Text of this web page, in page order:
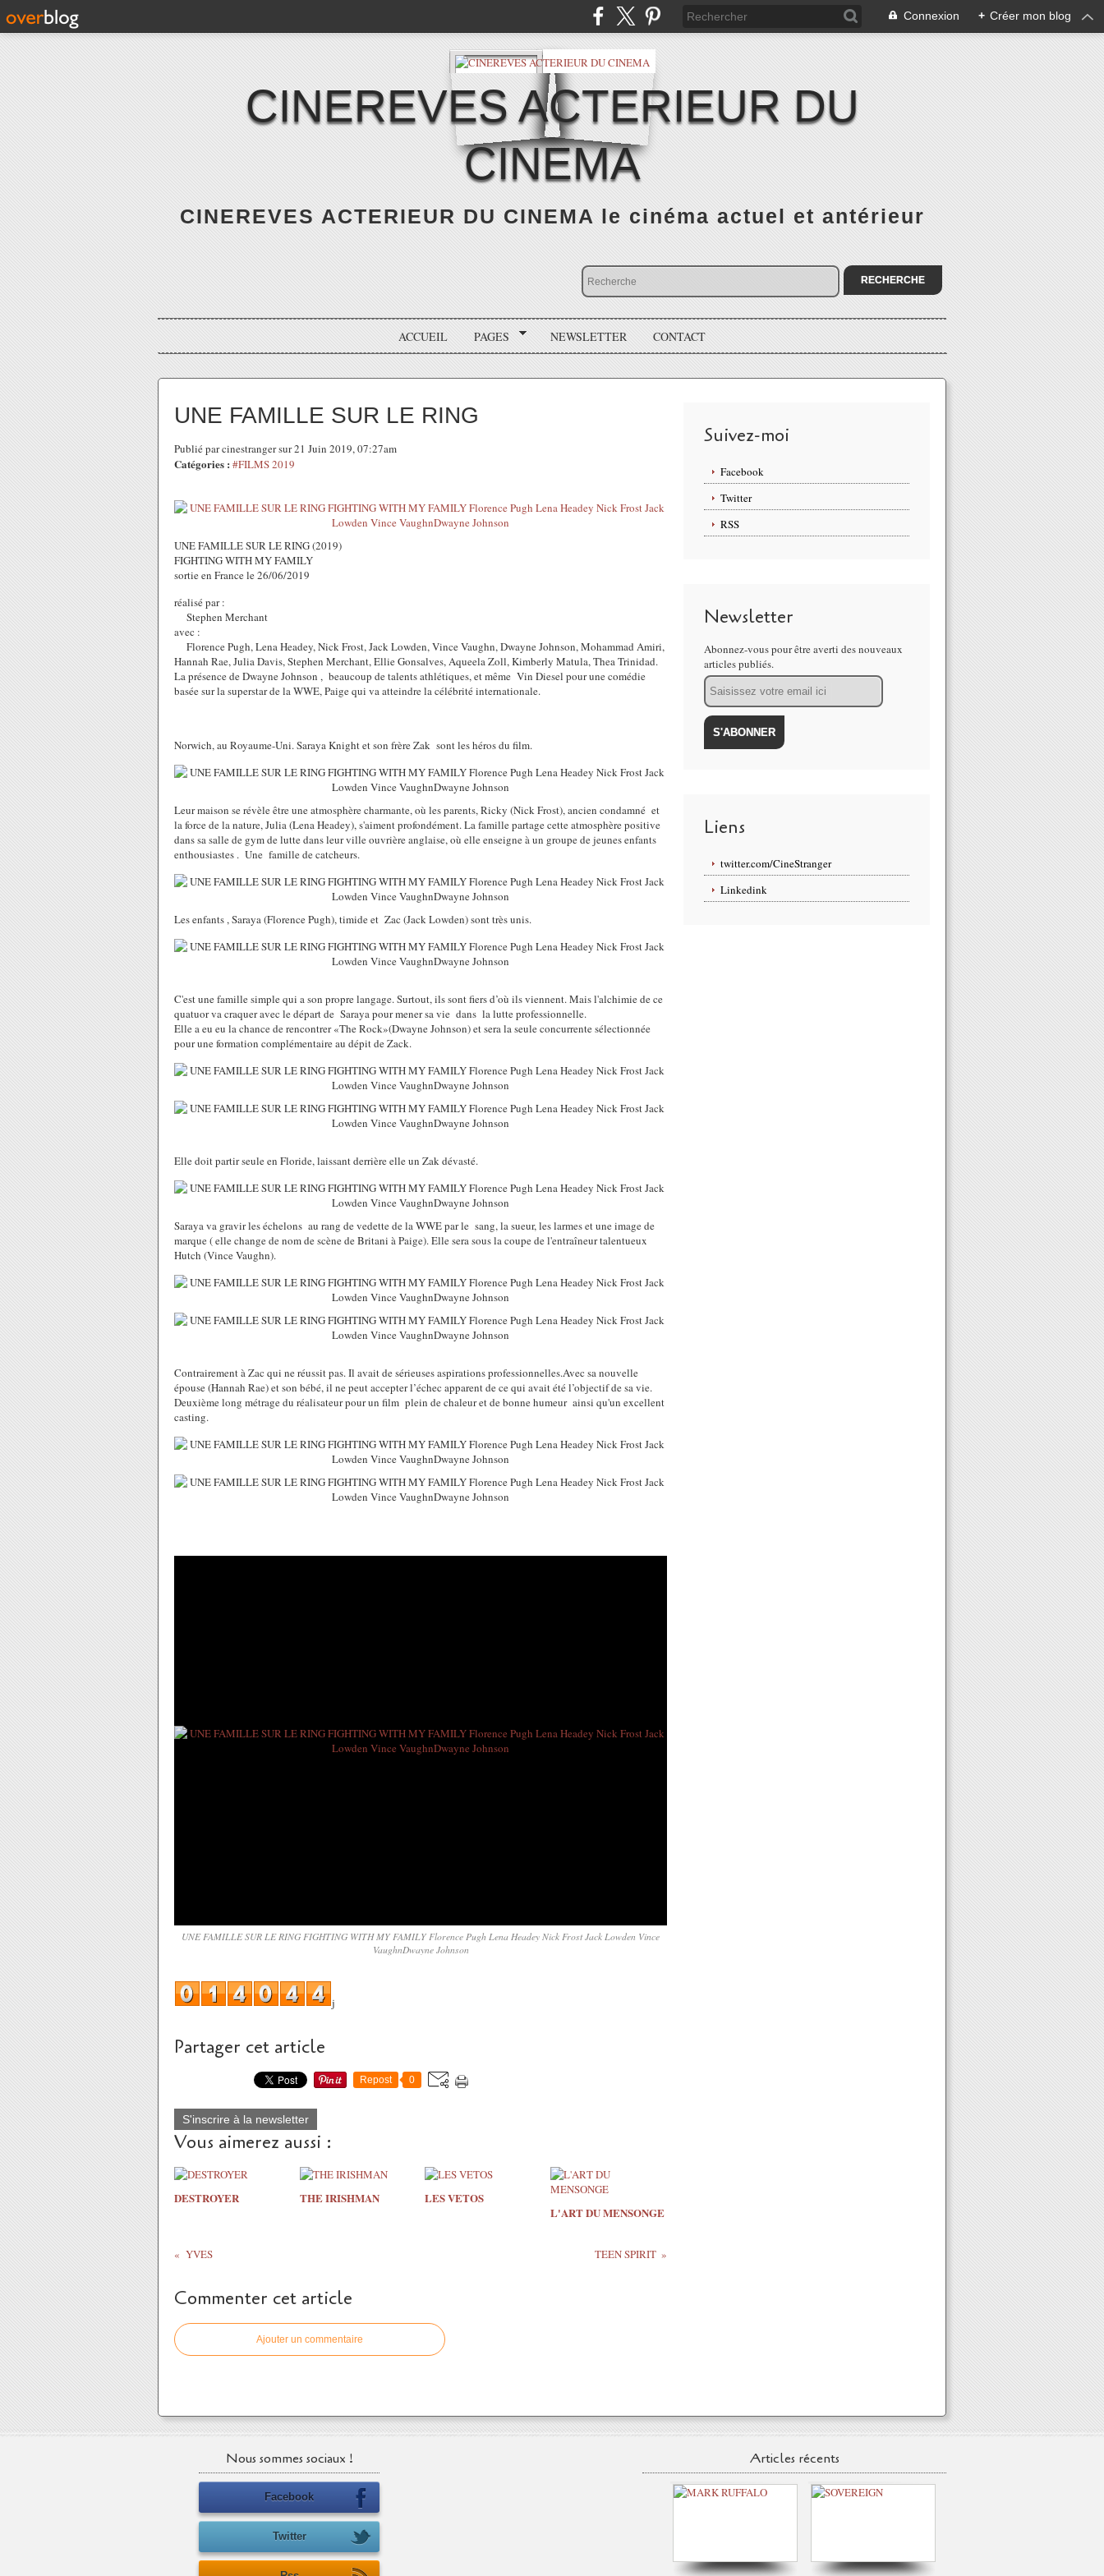
Connexion + Créer mon blog
CINEREVES ACTERIEUR DU
CINEMA
CINEREVES ACTERIEUR DU CINEMA le cinéma actuel et antérieur
ACCUEIL PAGES NEWSLETTER CONTACT
UNE FAMILLE SUR LE RING
Publié par cinestranger sur 21 Juin 2019, 07:27am
Catégories : #FILMS 2019
UNE FAMILLE SUR LE RING (2019)
FIGHTING WITH MY FAMILY
sortie en France le 26/06/2019
réalisé par :
Stephen Merchant
avec :
Florence Pugh, Lena Headey, Nick Frost, Jack Lowden, Vince Vaughn, Dwayne Johnson, Mohammad Amiri,
Hannah Rae, Julia Davis, Stephen Merchant, Ellie Gonsalves, Aqueela Zoll, Kimberly Matula, Thea Trinidad.
La présence de Dwayne Johnson , beaucoup de talents athlétiques, et même Vin Diesel pour une comédie
basée sur la superstar de la WWE, Paige qui va atteindre la célébrité internationale.
Norwich, au Royaume-Uni. Saraya Knight et son frère Zak sont les héros du film.
Leur maison se révèle être une atmosphère charmante, où les parents, Ricky (Nick Frost), ancien condamné et
la force de la nature, Julia (Lena Headey), s'aiment profondément. La famille partage cette atmosphère positive
dans sa salle de gym de lutte dans leur ville ouvrière anglaise, où elle enseigne à un groupe de jeunes enfants
enthousiastes . Une famille de catcheurs.
Les enfants , Saraya (Florence Pugh), timide et Zac (Jack Lowden) sont très unis.
C'est une famille simple qui a son propre langage. Surtout, ils sont fiers d’où ils viennent. Mais l'alchimie de ce
quatuor va craquer avec le départ de Saraya pour mener sa vie dans la lutte professionnelle.
Elle a eu eu la chance de rencontrer «The Rock»(Dwayne Johnson) et sera la seule concurrente sélectionnée
pour une formation complémentaire au dépit de Zack.
Elle doit partir seule en Floride, laissant derrière elle un Zak dévasté.
Saraya va gravir les échelons au rang de vedette de la WWE par le sang, la sueur, les larmes et une image de
marque ( elle change de nom de scène de Britani à Paige). Elle sera sous la coupe de l'entraîneur talentueux
Hutch (Vince Vaughn).
Contrairement à Zac qui ne réussit pas. Il avait de sérieuses aspirations professionnelles.Avec sa nouvelle
épouse (Hannah Rae) et son bébé, il ne peut accepter l’échec apparent de ce qui avait été l’objectif de sa vie.
Deuxième long métrage du réalisateur pour un film plein de chaleur et de bonne humeur ainsi qu'un excellent
casting.
UNE FAMILLE SUR LE RING FIGHTING WITH MY FAMILY Florence Pugh Lena Headey Nick Frost Jack Lowden Vince
VaughnDwayne Johnson
j
Partager cet article
Repost 0
S'inscrire à la newsletter
Vous aimerez aussi :
DESTROYER THE IRISHMAN
LES VETOS
L'ART DU MENSONGE
YVES TEEN SPIRIT
Commenter cet article
Ajouter un commentaire
Suivez-moi
Facebook
Twitter
RSS
Newsletter
Abonnez-vous pour être averti des nouveaux
articles publiés.
Email
Liens
twitter.com/CineStranger
Linkedink
Nous sommes sociaux !
Facebook
Twitter
Articles récents